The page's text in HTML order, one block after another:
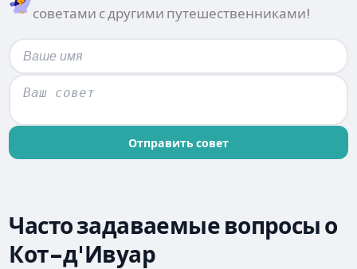
советами с другими путешественниками!
Отправить совет
Часто задаваемые вопросы о
Кот-д'Ивуар